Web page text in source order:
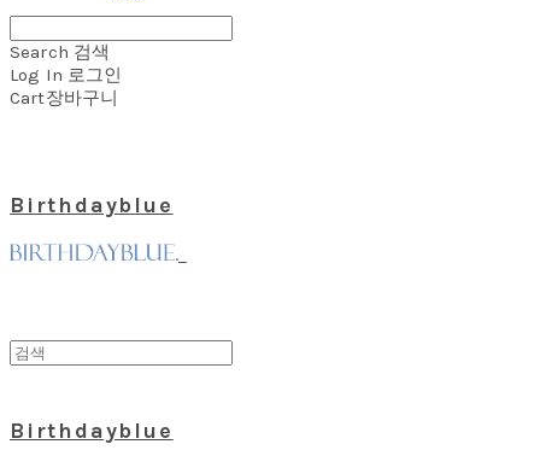
Search 검색
Log In 로그인
Cart장바구니
Birthdayblue
Birthdayblue